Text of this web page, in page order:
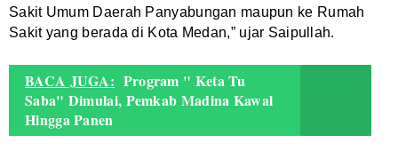
Sakit Umum Daerah Panyabungan maupun ke Rumah
Sakit yang berada di Kota Medan,” ujar Saipullah.
BACA JUGA: Program " Keta Tu
Saba" Dimulai, Pemkab Madina Kawal
Hingga Panen